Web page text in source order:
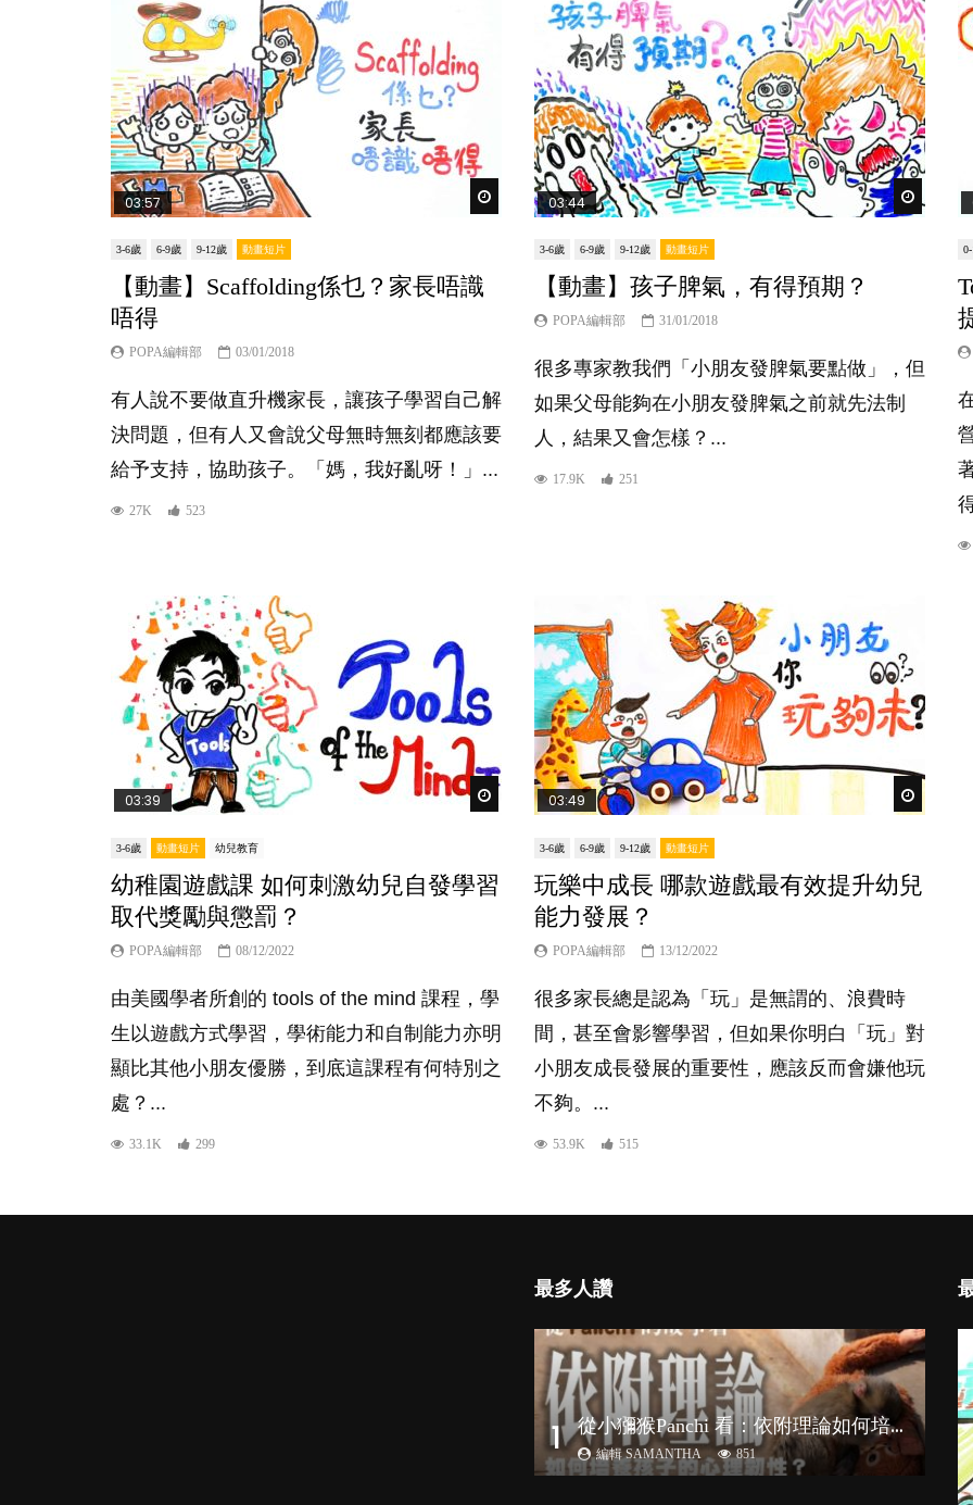
Watch Later
03:57
3-6歲 6-9歲 9-12歲 動畫短片
【動畫】Scaffolding係乜？家長唔識
唔得
POPA編輯部 03/01/2018
有人說不要做直升機家長，讓孩子學習自己解
決問題，但有人又會說父母無時無刻都應該要
給予支持，協助孩子。「媽，我好亂呀！」...
27K 523
Watch
03:44
3-6歲 6-9歲 9-12歲 動畫短片
【動畫】孩子脾氣，有得預期？
POPA編輯部 31/01/2018
很多專家教我們「小朋友發脾氣要點做」，但
如果父母能夠在小朋友發脾氣之前就先法制
人，結果又會怎樣？...
17.9K 251
Watch Later
03:39
3-6歲 動畫短片 幼兒教育
幼稚園遊戲課 如何刺激幼兒自發學習
取代獎勵與懲罰？
POPA編輯部 08/12/2022
由美國學者所創的 tools of the mind 課程，學
生以遊戲方式學習，學術能力和自制能力亦明
顯比其他小朋友優勝，到底這課程有何特別之
處？...
33.1K 299
03:49
3-6歲 6-9歲 9-12歲 動畫短片
玩樂中成長 哪款遊戲最有效提升幼兒
能力發展？
POPA編輯部 13/12/2022
很多家長總是認為「玩」是無謂的、浪費時
間，甚至會影響學習，但如果你明白「玩」對
小朋友成長發展的重要性，應該反而會嫌他玩
不夠。...
53.9K 515
最多人讚
1 從
小獼猴Panchi 看：依附理論如何培養孩子心理韌性？
編輯 SAMANTHA 851